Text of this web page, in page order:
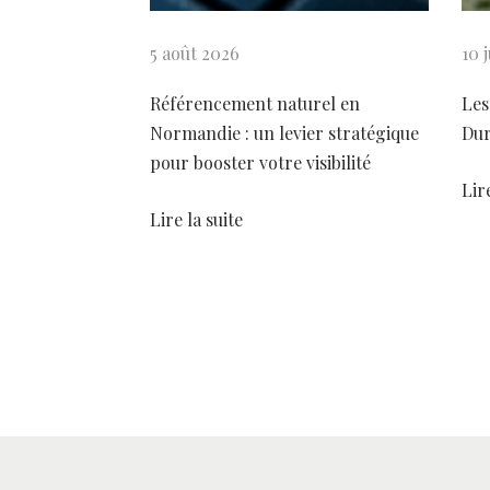
n
d
e
l
’
e
t
e
:
o
a
e
u
5 août 2026
Référencement naturel en
Normandie : un levier stratégique
pour booster votre visibilité
Lire la suite
10